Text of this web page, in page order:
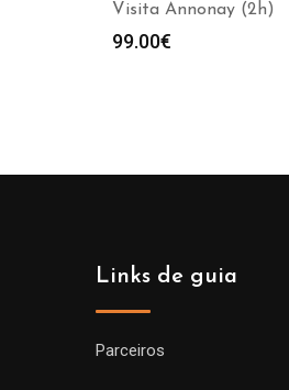
Visita Annonay (2h)
99.00€
Links de guia
Parceiros